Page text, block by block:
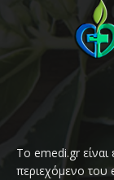
Το emedi.gr
περιεχόμενο του